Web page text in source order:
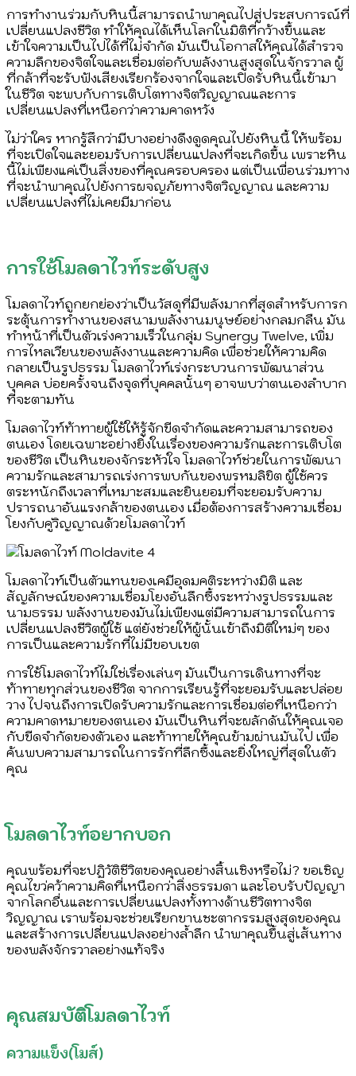
การทำงานร่วมกับหินนี้สามารถนำพาคุณไปสู่ประสบการณ์ที่
เปลี่ยนแปลงชีวิต ทำให้คุณได้เห็นโลกในมิติที่กว้างขึ้นและ
เข้าใจความเป็นไปได้ที่ไม่จำกัด มันเป็นโอกาสให้คุณได้สำรวจ
ความลึกของจิตใจและเชื่อมต่อกับพลังงานสูงสุดในจักรวาล ผู้
ที่กล้าที่จะรับฟังเสียงเรียกร้องจากใจและเปิดรับหินนี้เข้ามา
ในชีวิต จะพบกับการเติบโตทางจิตวิญญาณและการ
เปลี่ยนแปลงที่เหนือกว่าความคาดหวัง
ไม่ว่าใคร หากรู้สึกว่ามีบางอย่างดึงดูดคุณไปยังหินนี้ ให้พร้อม
ที่จะเปิดใจและยอมรับการเปลี่ยนแปลงที่จะเกิดขึ้น เพราะหิน
นี้ไม่เพียงแค่เป็นสิ่งของที่คุณครอบครอง แต่เป็นเพื่อนร่วมทาง
ที่จะนำพาคุณไปยังการผจญภัยทางจิตวิญญาณ และความ
เปลี่ยนแปลงที่ไม่เคยมีมาก่อน
การใช้โมลดาไวท์ระดับสูง
โมลดาไวท์ถูกยกย่องว่าเป็นวัสดุที่มีพลังมากที่สุดสำหรับการก
ระตุ้นการทำงานของสนามพลังงานมนุษย์อย่างกลมกลืน มัน
ทำหน้าที่เป็นตัวเร่งความเร็วในกลุ่ม Synergy Twelve, เพิ่ม
การไหลเวียนของพลังงานและความคิด เพื่อช่วยให้ความคิด
กลายเป็นรูปธรรม โมลดาไวท์เร่งกระบวนการพัฒนาส่วน
บุคคล บ่อยครั้งจนถึงจุดที่บุคคลนั้นๆ อาจพบว่าตนเองลำบาก
ที่จะตามทัน
โมลดาไวท์ท้าทายผู้ใช้ให้รู้จักขีดจำกัดและความสามารถของ
ตนเอง โดยเฉพาะอย่างยิ่งในเรื่องของความรักและการเติบโต
ของชีวิต เป็นหินของจักระหัวใจ โมลดาไวท์ช่วยในการพัฒนา
ความรักและสามารถเร่งการพบกันของพรหมลิขิต ผู้ใช้ควร
ตระหนักถึงเวลาที่เหมาะสมและยินยอมที่จะยอมรับความ
ปรารถนาอันแรงกล้าของตนเอง เมื่อต้องการสร้างความเชื่อม
โยงกับคู่วิญญาณด้วยโมลดาไวท์
โมลดาไวท์เป็นตัวแทนของเคมีอุดมคติระหว่างมิติ และ
สัญลักษณ์ของความเชื่อมโยงอันลึกซึ้งระหว่างรูปธรรมและ
นามธรรม พลังงานของมันไม่เพียงแต่มีความสามารถในการ
เปลี่ยนแปลงชีวิตผู้ใช้ แต่ยังช่วยให้ผู้นั้นเข้าถึงมิติใหม่ๆ ของ
การเป็นและความรักที่ไม่มีขอบเขต
การใช้โมลดาไวท์ไม่ใช่เรื่องเล่นๆ มันเป็นการเดินทางที่จะ
ท้าทายทุกส่วนของชีวิต จากการเรียนรู้ที่จะยอมรับและปล่อย
วาง ไปจนถึงการเปิดรับความรักและการเชื่อมต่อที่เหนือกว่า
ความคาดหมายของตนเอง มันเป็นหินที่จะผลักดันให้คุณเจอ
กับขีดจำกัดของตัวเอง และท้าทายให้คุณข้ามผ่านมันไป เพื่อ
ค้นพบความสามารถในการรักที่ลึกซึ้งและยิ่งใหญ่ที่สุดในตัว
คุณ
โมลดาไวท์อยากบอก
คุณพร้อมที่จะปฏิวัติชีวิตของคุณอย่างสิ้นเชิงหรือไม่? ขอเชิญ
คุณไขว่คว้าความคิดที่เหนือกว่าสิ่งธรรมดา และโอบรับปัญญา
จากโลกอื่นและการเปลี่ยนแปลงทั้งทางด้านชีวิตทางจิต
วิญญาณ เราพร้อมจะช่วยเรียกขานชะตากรรมสูงสุดของคุณ
และสร้างการเปลี่ยนแปลงอย่างล้ำลึก นำพาคุณขึ้นสู่เส้นทาง
ของพลังจักรวาลอย่างแท้จริง
คุณสมบัติโมลดาไวท์
ความแข็ง(โมส์)